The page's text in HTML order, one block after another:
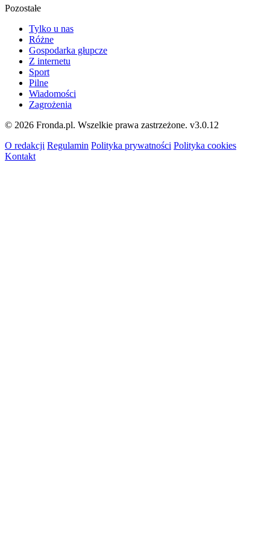
Pozostałe
Tylko u nas
Różne
Gospodarka głupcze
Z internetu
Sport
Pilne
Wiadomości
Zagrożenia
© 2026 Fronda.pl. Wszelkie prawa zastrzeżone. v3.0.12
O redakcji Regulamin Polityka prywatności Polityka cookies
Kontakt